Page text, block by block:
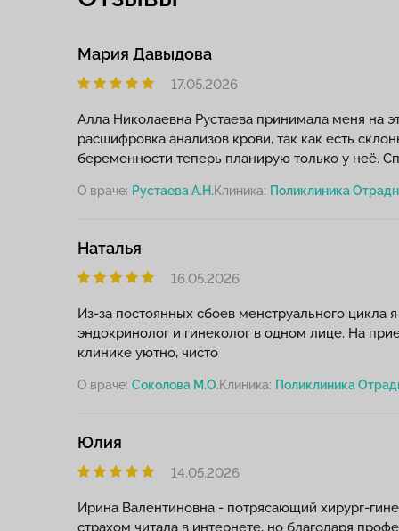
Мария Давыдова
17.05.2026
Алла Николаевна Рустаева принимала меня на
расшифровка анализов крови, так как есть
беременности теперь планирую только у неё.
О враче: Рустаева А.Н.Клиника:
Наталья
16.05.2026
Из-за постоянных сбоев менструального
эндокринолог и гинеколог в одном лице. На
клинике уютно, чисто
О враче: Соколова М.О.Клиника:
Юлия
14.05.2026
Ирина Валентиновна - потрясающий хирург-
страхом читала в интернете, но благодаря